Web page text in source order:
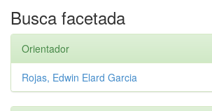
Busca facetada
Orientador
Rojas, Edwin Elard Garcia